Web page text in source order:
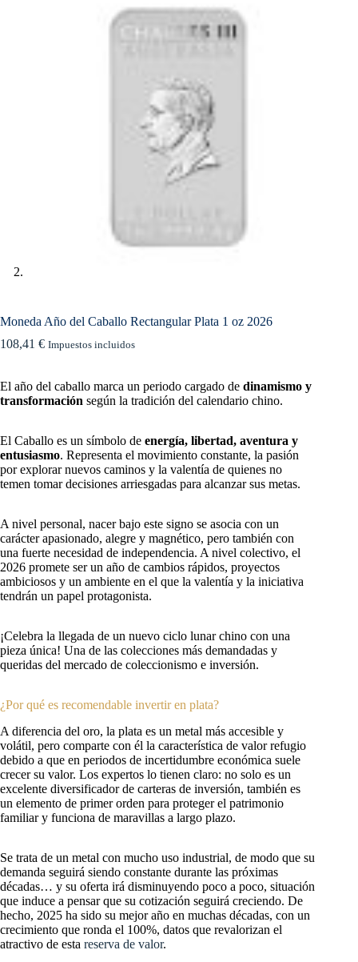
Moneda Año del Caballo Rectangular Plata 1 oz 2026
108,41 € Impuestos incluidos
El año del caballo marca un periodo cargado de dinamismo y
transformación según la tradición del calendario chino.
El Caballo es un símbolo de energía, libertad, aventura y
entusiasmo. Representa el movimiento constante, la pasión
por explorar nuevos caminos y la valentía de quienes no
temen tomar decisiones arriesgadas para alcanzar sus metas.
A nivel personal, nacer bajo este signo se asocia con un
carácter apasionado, alegre y magnético, pero también con
una fuerte necesidad de independencia. A nivel colectivo, el
2026 promete ser un año de cambios rápidos, proyectos
ambiciosos y un ambiente en el que la valentía y la iniciativa
tendrán un papel protagonista.
¡Celebra la llegada de un nuevo ciclo lunar chino con una
pieza única! Una de las colecciones más demandadas y
queridas del mercado de coleccionismo e inversión.
¿Por qué es recomendable invertir en plata?
A diferencia del oro, la plata es un metal más accesible y
volátil, pero comparte con él la característica de valor refugio
debido a que en periodos de incertidumbre económica suele
crecer su valor. Los expertos lo tienen claro: no solo es un
excelente diversificador de carteras de inversión, también es
un elemento de primer orden para proteger el patrimonio
familiar y funciona de maravillas a largo plazo.
Se trata de un metal con mucho uso industrial, de modo que su
demanda seguirá siendo constante durante las próximas
décadas… y su oferta irá disminuyendo poco a poco, situación
que induce a pensar que su cotización seguirá creciendo. De
hecho, 2025 ha sido su mejor año en muchas décadas, con un
crecimiento que ronda el 100%, datos que revalorizan el
atractivo de esta reserva de valor.